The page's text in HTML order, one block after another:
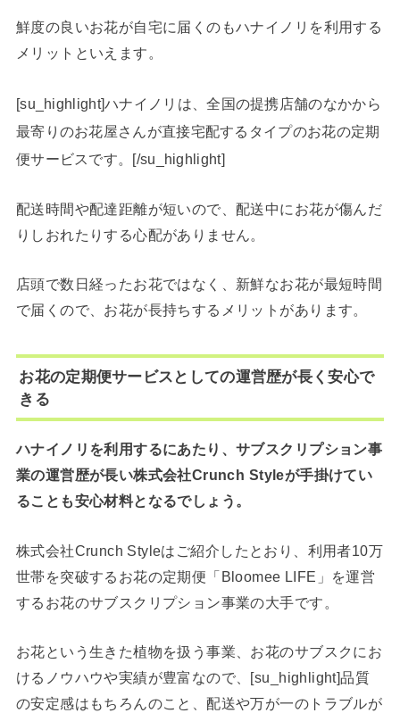
鮮度の良いお花が自宅に届くのもハナイノリを利用する
メリットといえます。
[su_highlight]ハナイノリは、全国の提携店舗のなかから
最寄りのお花屋さんが直接宅配するタイプのお花の定期
便サービスです。[/su_highlight]
配送時間や配達距離が短いので、配送中にお花が傷んだ
りしおれたりする心配がありません。
店頭で数日経ったお花ではなく、新鮮なお花が最短時間
で届くので、お花が長持ちするメリットがあります。
お花の定期便サービスとしての運営歴が長く安心で
きる
ハナイノリを利用するにあたり、サブスクリプション事
業の運営歴が長い株式会社Crunch Styleが手掛けてい
ることも安心材料となるでしょう。
株式会社Crunch Styleはご紹介したとおり、利用者10万
世帯を突破するお花の定期便「Bloomee LIFE」を運営
するお花のサブスクリプション事業の大手です。
お花という生きた植物を扱う事業、お花のサブスクにお
けるノウハウや実績が豊富なので、[su_highlight]品質
の安定感はもちろんのこと、配送や万が一のトラブルが